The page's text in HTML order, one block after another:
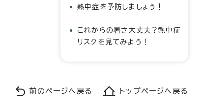
熱中症を予防しましょう！
これからの暑さ大丈夫？熱中症
リスクを見てみよう！
前のページへ戻る トップページへ戻る